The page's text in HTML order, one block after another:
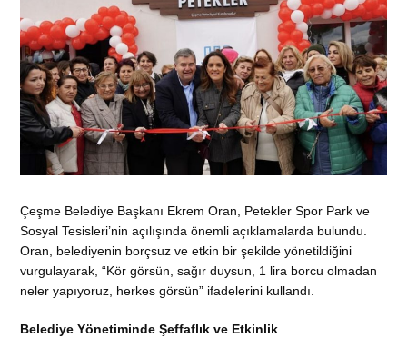
Çeşme Belediye Başkanı Ekrem Oran, Petekler Spor Park ve
Sosyal Tesisleri’nin açılışında önemli açıklamalarda bulundu.
Oran, belediyenin borçsuz ve etkin bir şekilde yönetildiğini
vurgulayarak, “Kör görsün, sağır duysun, 1 lira borcu olmadan
neler yapıyoruz, herkes görsün” ifadelerini kullandı.
Belediye Yönetiminde Şeffaflık ve Etkinlik